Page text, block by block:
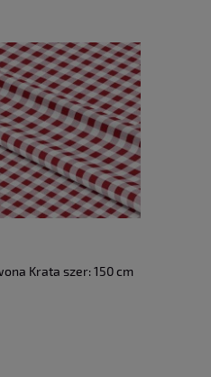
Krata szer: 150 cm